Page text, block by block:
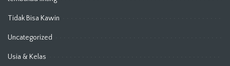
Tidak Bisa Kawin
Uncategorized
Usia & Kelas